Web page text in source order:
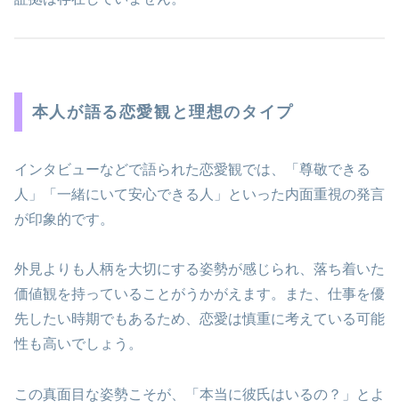
本人が語る恋愛観と理想のタイプ
インタビューなどで語られた恋愛観では、「尊敬できる
人」「一緒にいて安心できる人」といった内面重視の発言
が印象的です。
外見よりも人柄を大切にする姿勢が感じられ、落ち着いた
価値観を持っていることがうかがえます。また、仕事を優
先したい時期でもあるため、恋愛は慎重に考えている可能
性も高いでしょう。
この真面目な姿勢こそが、「本当に彼氏はいるの？」とよ